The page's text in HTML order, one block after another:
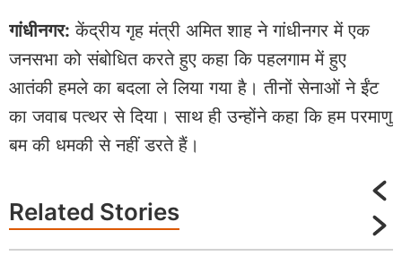
गांधीनगर: केंद्रीय गृह मंत्री अमित शाह ने गांधीनगर में एक
जनसभा को संबोधित करते हुए कहा कि पहलगाम में हुए
आतंकी हमले का बदला ले लिया गया है। तीनों सेनाओं ने ईंट
का जवाब पत्थर से दिया। साथ ही उन्होंने कहा कि हम परमाणु
बम की धमकी से नहीं डरते हैं।
Related Stories